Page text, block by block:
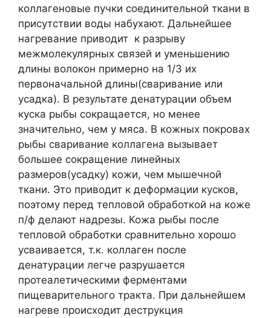
коллагеновые пучки соединительной ткани в
присутствии воды набухают. Дальнейшее
нагревание приводит к разрыву
межмолекулярных связей и уменьшению
длины волокон примерно на 1/3 их
первоначальной длины(сваривание или
усадка). В результате денатурации объем
куска рыбы сокращается, но менее
значительно, чем у мяса. В кожных покровах
рыбы сваривание коллагена вызывает
большее сокращение линейных
размеров(усадку) кожи, чем мышечной
ткани. Это приводит к деформации кусков,
поэтому перед тепловой обработкой на коже
п/ф делают надрезы. Кожа рыбы после
тепловой обработки сравнительно хорошо
усваивается, т.к. коллаген после
денатурации легче разрушается
протеалетическими ферментами
пищеварительного тракта. При дальнейшем
нагреве происходит деструкция